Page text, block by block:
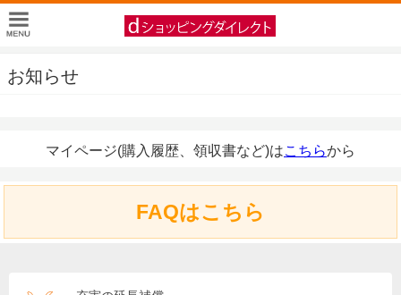
お知らせ
マイページ(購入履歴、領収書など)はこちらから
FAQはこちら